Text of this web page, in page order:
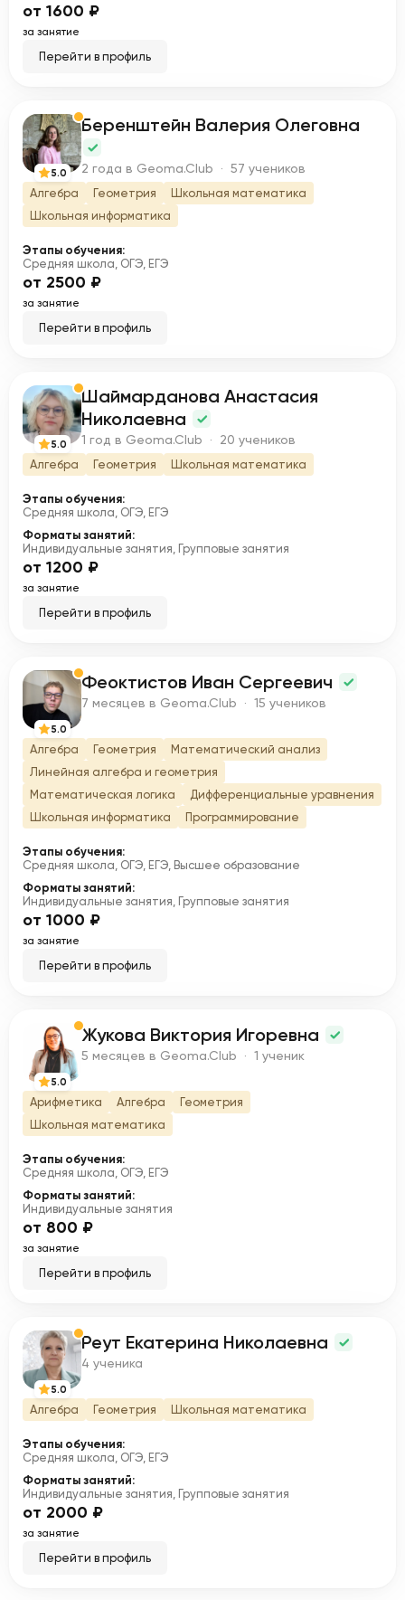
от 1600 ₽
за занятие
Перейти в профиль
Б
5.0
Беренштейн Валерия Олеговна
2 года в Geoma.Club · 57 учеников
Алгебра Геометрия
Школьная математика
Школьная информатика
Этапы обучения:
Средняя школа, ОГЭ, ЕГЭ
от 2500 ₽
за занятие
Перейти в профиль
Ш
5.0
Шаймарданова Анастасия
Николаевна
1 год в Geoma.Club · 20 учеников
Алгебра Геометрия Школьная математика
Этапы обучения:
Средняя школа, ОГЭ, ЕГЭ
Форматы занятий:
Индивидуальные занятия, Групповые занятия
от 1200 ₽
за занятие
Перейти в профиль
Ф
5.0
Феоктистов Иван Сергеевич
7 месяцев в Geoma.Club · 15 учеников
Алгебра Геометрия
Математический анализ
Линейная алгебра и геометрия
Математическая логика
Дифференциальные уравнения
Школьная информатика
Программирование
Этапы обучения:
Средняя школа, ОГЭ, ЕГЭ, Высшее образование
Форматы занятий:
Индивидуальные занятия, Групповые занятия
от 1000 ₽
за занятие
Перейти в профиль
Ж
5.0
Жукова Виктория Игоревна
5 месяцев в Geoma.Club · 1 ученик
Арифметика Алгебра
Геометрия
Школьная математика
Этапы обучения:
Средняя школа, ОГЭ, ЕГЭ
Форматы занятий:
Индивидуальные занятия
от 800 ₽
за занятие
Перейти в профиль
Р
5.0
Реут Екатерина Николаевна
4 ученика
Алгебра Геометрия Школьная математика
Этапы обучения:
Средняя школа, ОГЭ, ЕГЭ
Форматы занятий:
Индивидуальные занятия, Групповые занятия
от 2000 ₽
за занятие
Перейти в профиль